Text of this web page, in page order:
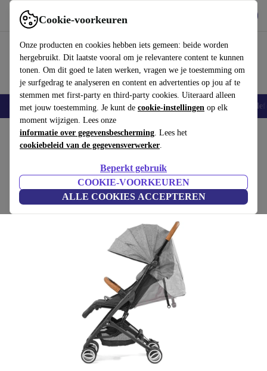
Cookie-voorkeuren
Onze producten en cookies hebben iets gemeen: beide worden
hergebruikt. Dit laatste vooral om je relevantere content te kunnen
tonen. Om dit goed te laten werken, vragen we je toestemming om
je surfgedrag te analyseren en content en advertenties op jou af te
stemmen met first-party en third-party cookies. Uiteraard alleen
met jouw toestemming. Je kunt de cookie-instellingen op elk
moment wijzigen. Lees onze
informatie over gegevensbescherming. Lees het
cookiebeleid van de gegevensverwerker.
Beperkt gebruik
COOKIE-VOORKEUREN
ALLE COOKIES ACCEPTEREN
Gebruik refurbed snel en eenvoudig
Smartphones Laptops Tablets Smartwatches Accessoires
Home Baby & kinderen Kinderwagens & Buggy's Kinderwagens
Gesslein Smiloo Cuby kinderwagen
grijs
(Beoordelingen worden verzameld)